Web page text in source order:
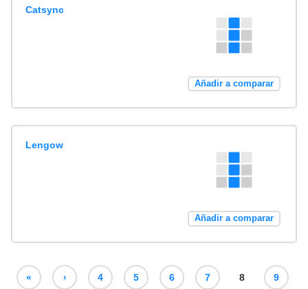
Catsync
Añadir a comparar
Lengow
Añadir a comparar
« ‹ 4 5 6 7 8 9